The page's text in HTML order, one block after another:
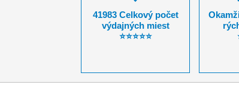
41983 Celkový počet
výdajných miest
⭐⭐⭐⭐⭐